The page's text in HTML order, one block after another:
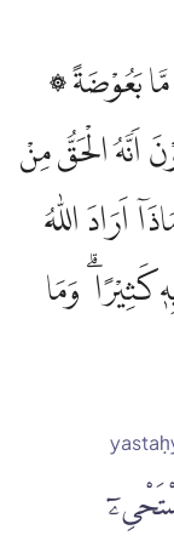
۞ اِنَّ اللّٰهَ لَا يَسْتَحْيٖٓ اَنْ يَّضْرِبَ مَثَلًا مَّا بَعُوْضَةً
اَنَّهُ الْحَقُّ مِنْ
اَرَادَ اللّٰهُ
كَثِيْرًا ۗ وَمَا